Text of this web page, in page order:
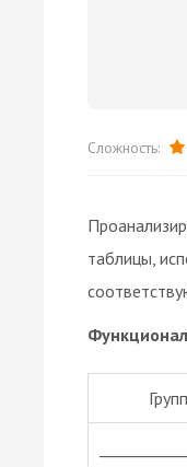
Сложность:
таблицы,